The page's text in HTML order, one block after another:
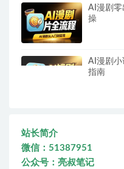
AI漫剧零
操
AI漫剧小
指南
站长简介
微信：51387951
公众号：亮叔笔记